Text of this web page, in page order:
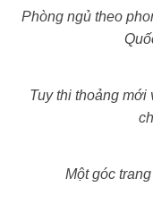
Phòng ngủ theo
Tuy thi thoảng
Một góc